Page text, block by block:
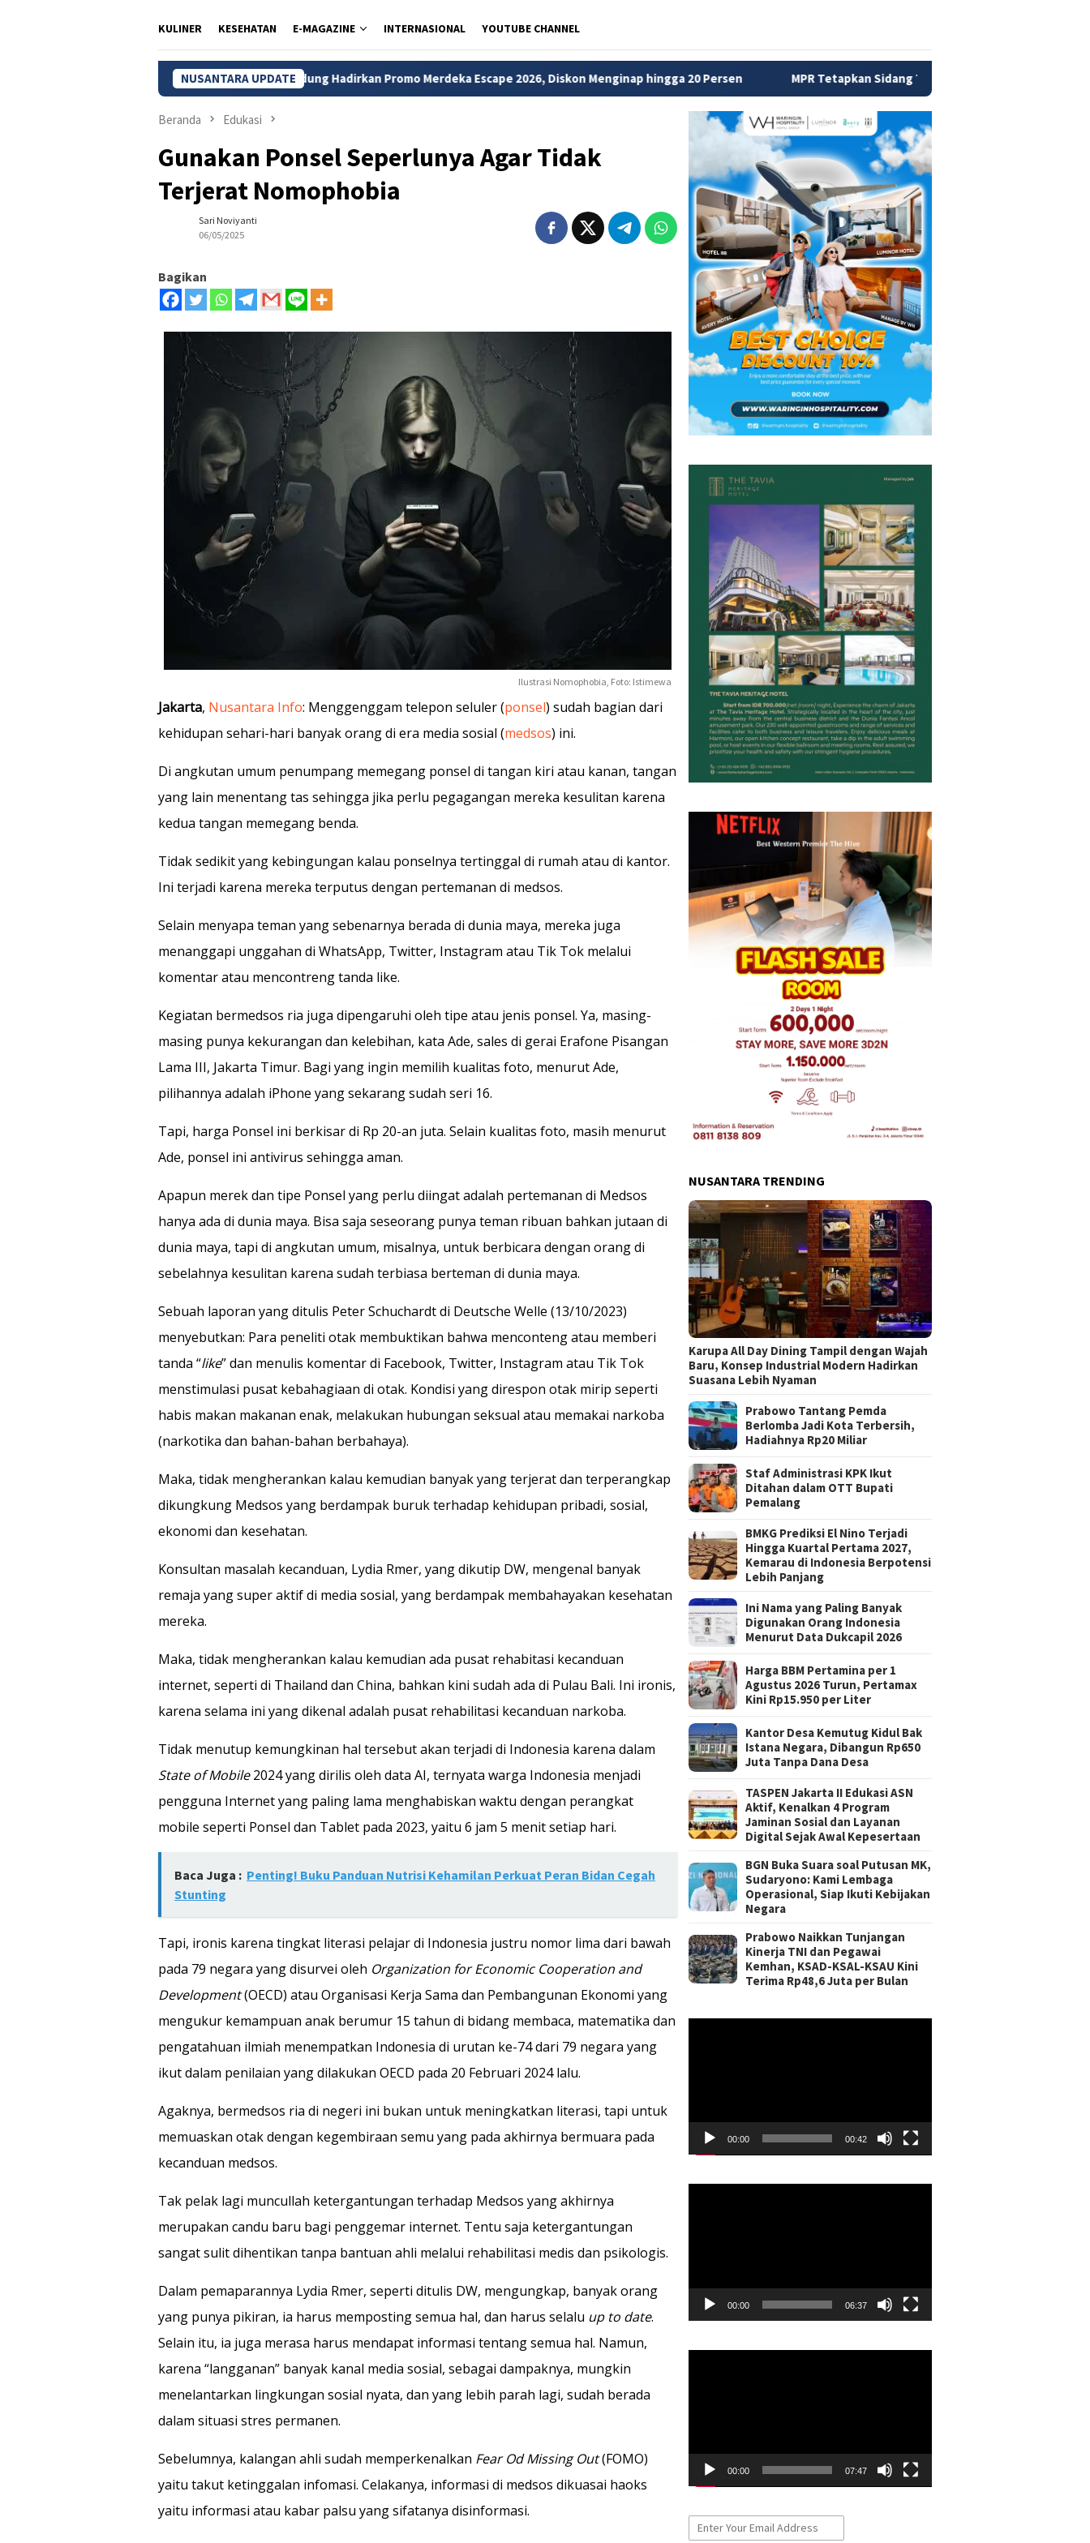
KULINER KESEHATAN E-MAGAZINE INTERNASIONAL YOUTUBE CHANNEL
NUSANTARA UPDATE
Belresort Dago Heritage Bandung Hadirkan Promo Merdeka Escape 2026, Diskon Menginap hingga 20 Persen MPR Tetapkan Sidang Tahunan Digelar 14 Agustus 2026, Presiden
Beranda Edukasi
Gunakan Ponsel Seperlunya Agar Tidak
Terjerat Nomophobia
Sari Noviyanti
06/05/2025
Bagikan
Ilustrasi Nomophobia, Foto: Istimewa
Jakarta, Nusantara Info: Menggenggam telepon seluler (ponsel) sudah bagian dari
kehidupan sehari-hari banyak orang di era media sosial (medsos) ini.
Di angkutan umum penumpang memegang ponsel di tangan kiri atau kanan, tangan
yang lain menentang tas sehingga jika perlu pegagangan mereka kesulitan karena
kedua tangan memegang benda.
Tidak sedikit yang kebingungan kalau ponselnya tertinggal di rumah atau di kantor.
Ini terjadi karena mereka terputus dengan pertemanan di medsos.
Selain menyapa teman yang sebenarnya berada di dunia maya, mereka juga
menanggapi unggahan di WhatsApp, Twitter, Instagram atau Tik Tok melalui
komentar atau mencontreng tanda like.
Kegiatan bermedsos ria juga dipengaruhi oleh tipe atau jenis ponsel. Ya, masing-
masing punya kekurangan dan kelebihan, kata Ade, sales di gerai Erafone Pisangan
Lama III, Jakarta Timur. Bagi yang ingin memilih kualitas foto, menurut Ade,
pilihannya adalah iPhone yang sekarang sudah seri 16.
Tapi, harga Ponsel ini berkisar di Rp 20-an juta. Selain kualitas foto, masih menurut
Ade, ponsel ini antivirus sehingga aman.
Apapun merek dan tipe Ponsel yang perlu diingat adalah pertemanan di Medsos
hanya ada di dunia maya. Bisa saja seseorang punya teman ribuan bahkan jutaan di
dunia maya, tapi di angkutan umum, misalnya, untuk berbicara dengan orang di
sebelahnya kesulitan karena sudah terbiasa berteman di dunia maya.
Sebuah laporan yang ditulis Peter Schuchardt di Deutsche Welle (13/10/2023)
menyebutkan: Para peneliti otak membuktikan bahwa menconteng atau memberi
tanda “like” dan menulis komentar di Facebook, Twitter, Instagram atau Tik Tok
menstimulasi pusat kebahagiaan di otak. Kondisi yang direspon otak mirip seperti
habis makan makanan enak, melakukan hubungan seksual atau memakai narkoba
(narkotika dan bahan-bahan berbahaya).
Maka, tidak mengherankan kalau kemudian banyak yang terjerat dan terperangkap
dikungkung Medsos yang berdampak buruk terhadap kehidupan pribadi, sosial,
ekonomi dan kesehatan.
Konsultan masalah kecanduan, Lydia Rmer, yang dikutip DW, mengenal banyak
remaja yang super aktif di media sosial, yang berdampak membahayakan kesehatan
mereka.
Maka, tidak mengherankan kalau kemudian ada pusat rehabitasi kecanduan
internet, seperti di Thailand dan China, bahkan kini sudah ada di Pulau Bali. Ini ironis,
karena selama ini yang dikenal adalah pusat rehabilitasi kecanduan narkoba.
Tidak menutup kemungkinan hal tersebut akan terjadi di Indonesia karena dalam
State of Mobile2024 yang dirilis oleh data AI, ternyata warga Indonesia menjadi
pengguna Internet yang paling lama menghabiskan waktu dengan perangkat
mobile seperti Ponsel dan Tablet pada 2023, yaitu 6 jam 5 menit setiap hari.
Baca Juga : Penting! Buku Panduan Nutrisi Kehamilan Perkuat Peran Bidan Cegah
Stunting
Tapi, ironis karena tingkat literasi pelajar di Indonesia justru nomor lima dari bawah
pada 79 negara yang disurvei oleh Organization for Economic Cooperation and
Development(OECD) atau Organisasi Kerja Sama dan Pembangunan Ekonomi yang
mengukur kemampuan anak berumur 15 tahun di bidang membaca, matematika dan
pengatahuan ilmiah menempatkan Indonesia di urutan ke-74 dari 79 negara yang
ikut dalam penilaian yang dilakukan OECD pada 20 Februari 2024 lalu.
Agaknya, bermedsos ria di negeri ini bukan untuk meningkatkan literasi, tapi untuk
memuaskan otak dengan kegembiraan semu yang pada akhirnya bermuara pada
kecanduan medsos.
Tak pelak lagi muncullah ketergantungan terhadap Medsos yang akhirnya
merupakan candu baru bagi penggemar internet. Tentu saja ketergantungan
sangat sulit dihentikan tanpa bantuan ahli melalui rehabilitasi medis dan psikologis.
Dalam pemaparannya Lydia Rmer, seperti ditulis DW, mengungkap, banyak orang
yang punya pikiran, ia harus memposting semua hal, dan harus selalu up to date.
Selain itu, ia juga merasa harus mendapat informasi tentang semua hal. Namun,
karena “langganan” banyak kanal media sosial, sebagai dampaknya, mungkin
menelantarkan lingkungan sosial nyata, dan yang lebih parah lagi, sudah berada
dalam situasi stres permanen.
Sebelumnya, kalangan ahli sudah memperkenalkan Fear Od Missing Out(FOMO)
yaitu takut ketinggalan infomasi. Celakanya, informasi di medsos dikuasai haoks
yaitu informasi atau kabar palsu yang sifatanya disinformasi.
NUSANTARA TRENDING
Karupa All Day Dining Tampil dengan Wajah
Baru, Konsep Industrial Modern Hadirkan
Suasana Lebih Nyaman
Prabowo Tantang Pemda
Berlomba Jadi Kota Terbersih,
Hadiahnya Rp20 Miliar
Staf Administrasi KPK Ikut
Ditahan dalam OTT Bupati
Pemalang
BMKG Prediksi El Nino Terjadi
Hingga Kuartal Pertama 2027,
Kemarau di Indonesia Berpotensi
Lebih Panjang
Ini Nama yang Paling Banyak
Digunakan Orang Indonesia
Menurut Data Dukcapil 2026
Harga BBM Pertamina per 1
Agustus 2026 Turun, Pertamax
Kini Rp15.950 per Liter
Kantor Desa Kemutug Kidul Bak
Istana Negara, Dibangun Rp650
Juta Tanpa Dana Desa
TASPEN Jakarta II Edukasi ASN
Aktif, Kenalkan 4 Program
Jaminan Sosial dan Layanan
Digital Sejak Awal Kepesertaan
BGN Buka Suara soal Putusan MK,
Sudaryono: Kami Lembaga
Operasional, Siap Ikuti Kebijakan
Negara
Prabowo Naikkan Tunjangan
Kinerja TNI dan Pegawai
Kemhan, KSAD-KSAL-KSAU Kini
Terima Rp48,6 Juta per Bulan
00:00 00:42
00:00 06:37
00:00 07:47